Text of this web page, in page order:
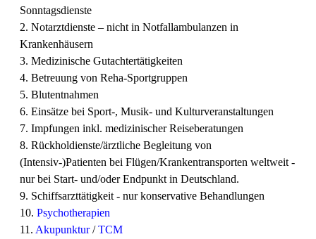
Sonntagsdienste
2. Notarztdienste – nicht in Notfallambulanzen in
Krankenhäusern
3. Medizinische Gutachtertätigkeiten
4. Betreuung von Reha-Sportgruppen
5. Blutentnahmen
6. Einsätze bei Sport-, Musik- und Kulturveranstaltungen
7. Impfungen inkl. medizinischer Reiseberatungen
8. Rückholdienste/ärztliche Begleitung von
(Intensiv-)Patienten bei Flügen/Krankentransporten weltweit -
nur bei Start- und/oder Endpunkt in Deutschland.
9. Schiffsarzttätigkeit - nur konservative Behandlungen
10. Psychotherapien
11. Akupunktur/TCM